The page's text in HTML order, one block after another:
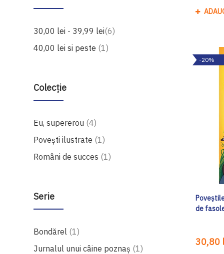
30,00 lei - 39,99 lei 6produse
40,00 lei si peste 1produs
Colecție
Eu, supererou 4produse
Povești ilustrate 1produs
Români de succes 1produs
Serie
Bondărel 1produs
Jurnalul unui câine poznaș 1produs
-20%
de
30,80